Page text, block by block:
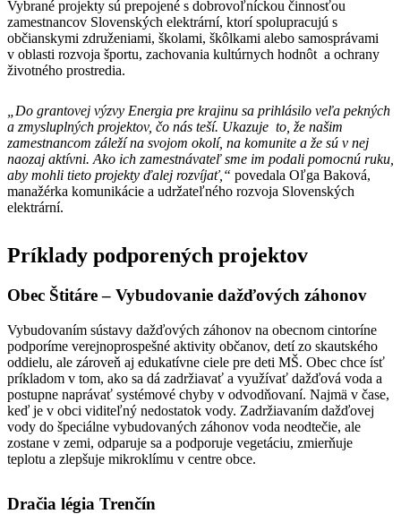
Vybrané projekty sú prepojené s dobrovoľníckou činnosťou
zamestnancov Slovenských elektrární, ktorí spolupracujú s
občianskymi združeniami, školami, škôlkami alebo samosprávami
v oblasti rozvoja športu, zachovania kultúrnych hodnôt a ochrany
životného prostredia.
„Do grantovej výzvy Energia pre krajinu sa prihlásilo veľa pekných
a zmysluplných projektov, čo nás teší. Ukazuje to, že našim
zamestnancom záleží na svojom okolí, na komunite a že sú v nej
naozaj aktívni. Ako ich zamestnávateľ sme im podali pomocnú ruku,
aby mohli tieto projekty ďalej rozvíjať,“ povedala Oľga Baková,
manažérka komunikácie a udržateľného rozvoja Slovenských
elektrární.
Príklady podporených projektov
Obec Štitáre – Vybudovanie dažďových záhonov
Vybudovaním sústavy dažďových záhonov na obecnom cintoríne
podporíme verejnoprospešné aktivity občanov, detí zo skautského
oddielu, ale zároveň aj edukatívne ciele pre deti MŠ. Obec chce ísť
príkladom v tom, ako sa dá zadržiavať a využívať dažďová voda a
postupne naprávať systémové chyby v odvodňovaní. Najmä v čase,
keď je v obci viditeľný nedostatok vody. Zadržiavaním dažďovej
vody do špeciálne vybudovaných záhonov voda neodtečie, ale
zostane v zemi, odparuje sa a podporuje vegetáciu, zmierňuje
teplotu a zlepšuje mikroklímu v centre obce.
Dračia légia Trenčín